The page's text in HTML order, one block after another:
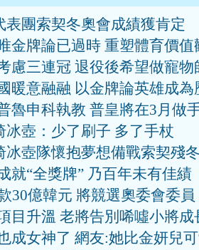
表團索契冬奧會成績獲肯定
金牌論已過時 重塑體育價值
慮三連冠 退役後希望做寵物
暖意融融 以金牌論英雄成為
魯申科執教 普皇將在3月做
冰壺：少了刷子 多了手杖
冰壺隊懷抱夢想備戰索契殘
就“全獎牌” 乃百年未有佳績
30億韓元 將競選奧委會委員
目升溫 老將告別唏噓小將成
成女神了 網友:她比金妍兒